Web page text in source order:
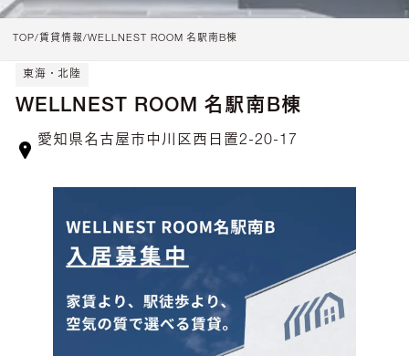
TOP 賃貸情報 WELLNEST ROOM 名駅南B棟
東海・北陸
WELLNEST ROOM 名駅南B棟
愛知県名古屋市中川区西日置2-20-17